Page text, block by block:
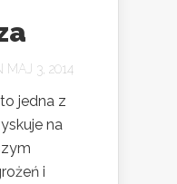
MAJ 3, 2014
jedna z
na
i